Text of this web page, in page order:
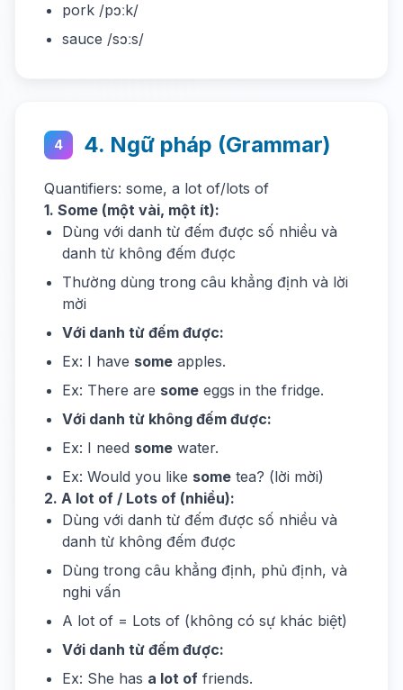
pork /pɔːk/
sauce /sɔːs/
4 4. Ngữ pháp (Grammar)
Quantifiers: some, a lot of/lots of
1. Some (một vài, một ít):
Dùng với danh từ đếm được số nhiều và
danh từ không đếm được
Thường dùng trong câu khẳng định và lời
mời
Với danh từ đếm được:
Ex: I have some apples.
Ex: There are some eggs in the fridge.
Với danh từ không đếm được:
Ex: I need some water.
Ex: Would you like some tea? (lời mời)
2. A lot of / Lots of (nhiều):
Dùng với danh từ đếm được số nhiều và
danh từ không đếm được
Dùng trong câu khẳng định, phủ định, và
nghi vấn
A lot of = Lots of (không có sự khác biệt)
Với danh từ đếm được:
Ex: She has a lot of friends.